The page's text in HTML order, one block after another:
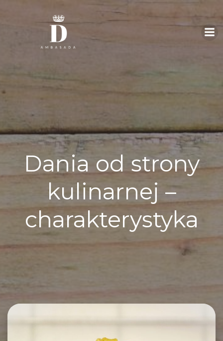
to
Dania od strony
kulinarnej –
charakterystyka